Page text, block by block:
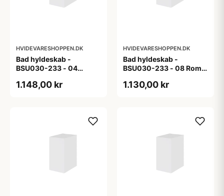
HVIDEVARESHOPPEN.DK
Bad hyldeskab -
BSU030-233 - 04
1.148,00 kr
HVIDEVARESHOPPEN.DK
Bad hyldeskab -
BSU030-233 - 08 Roma
1.130,00 kr